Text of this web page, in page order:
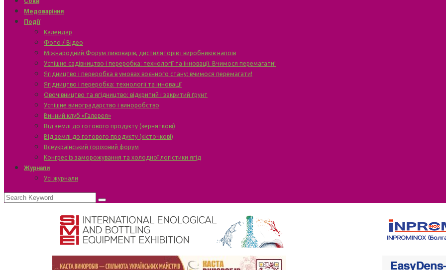
Медоваріння
Події
Календар
Фото / Відео
Міжнародний Форум пивоварів, дистиляторів і виробників напоїв
Успішне садівництво і переробка: технології та інновації. Вчимося перемагати!
Ягідництво і переробка в умовах воєнного стану: вчимося перемагати!
Ягідництво і переробка: технології та інновації
Овочівництво та ягідництво: відкритий і закритий ґрунт
Успішне виноградарство і виноробство
Винний клуб «Галерея»
Від землі до готового продукту (зерняткові)
Від землі до готового продукту (кісточкові)
Всеукраїнський горіховий форум
Конгрес із заморожування та холодної логістики ягід
Журнали
Усі журнали